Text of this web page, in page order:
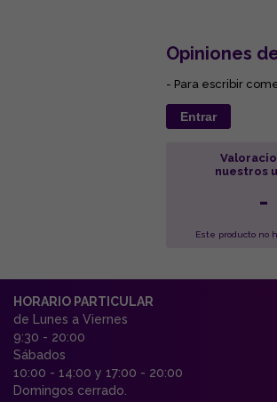
Opiniones
- Para escribir
Entrar
nuestros
-
Este producto no
HORARIO PARTICULAR
de Lunes a Viernes
9:30 - 20:00
Sábados
10:00 - 14:00 y 17:00 - 20:00
Domingos cerrado.